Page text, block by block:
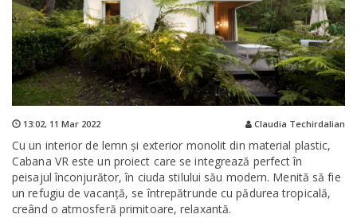
13:02, 11 Mar 2022 Claudia Techirdalian
Cu un interior de lemn și exterior monolit din material plastic,
Cabana VR este un proiect care se integrează perfect în
peisajul înconjurător, în ciuda stilului său modern. Menită să fie
un refugiu de vacanță, se întrepătrunde cu pădurea tropicală,
creând o atmosferă primitoare, relaxantă.